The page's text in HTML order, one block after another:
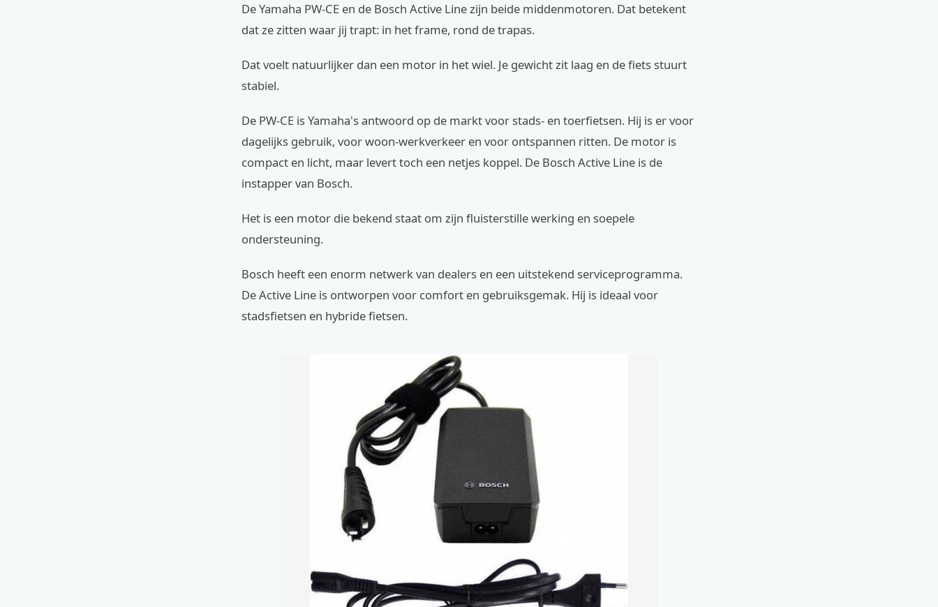
De Yamaha PW-CE en de Bosch Active Line zijn beide middenmotoren. Dat betekent
dat ze zitten waar jij trapt: in het frame, rond de trapas.
Dat voelt natuurlijker dan een motor in het wiel. Je gewicht zit laag en de fiets stuurt
stabiel.
De PW-CE is Yamaha's antwoord op de markt voor stads- en toerfietsen. Hij is er voor
dagelijks gebruik, voor woon-werkverkeer en voor ontspannen ritten. De motor is
compact en licht, maar levert toch een netjes koppel. De Bosch Active Line is de
instapper van Bosch.
Het is een motor die bekend staat om zijn fluisterstille werking en soepele
ondersteuning.
Bosch heeft een enorm netwerk van dealers en een uitstekend serviceprogramma.
De Active Line is ontworpen voor comfort en gebruiksgemak. Hij is ideaal voor
stadsfietsen en hybride fietsen.